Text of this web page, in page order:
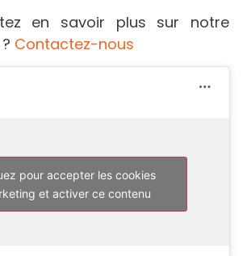
en savoir plus sur notre
Contactez-nous
pour accepter les cookies
et activer ce contenu